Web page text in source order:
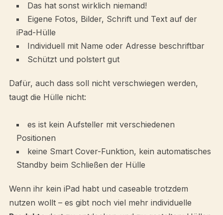
Das hat sonst wirklich niemand!
Eigene Fotos, Bilder, Schrift und Text auf der
iPad-Hülle
Individuell mit Name oder Adresse beschriftbar
Schützt und polstert gut
Dafür, auch dass soll nicht verschwiegen werden,
taugt die Hülle nicht:
es ist kein Aufsteller mit verschiedenen
Positionen
keine Smart Cover-Funktion, kein automatisches
Standby beim Schließen der Hülle
Wenn ihr kein iPad habt und caseable trotzdem
nutzen wollt – es gibt noch viel mehr individuelle